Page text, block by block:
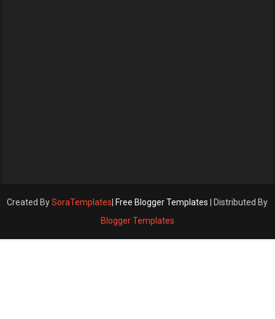
Created BySoraTemplates Free Blogger Templates | Distributed By
Blogger Templates